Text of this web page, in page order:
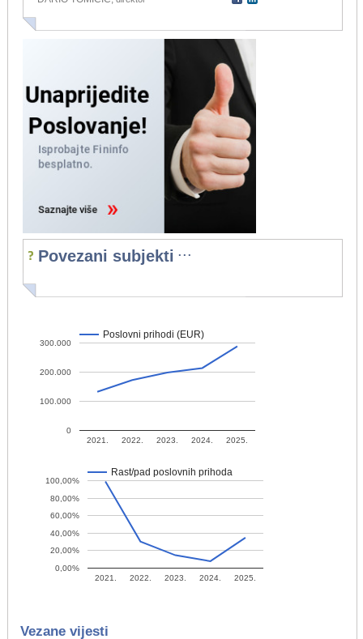
Povezani subjekti ...
Poslovni prihodi (EUR)
2021. 2022. 2023. 2024. 2025.
0
100.000
200.000
300.000
Rast/pad poslovnih prihoda
2021. 2022. 2023. 2024. 2025.
0,00%
20,00%
40,00%
60,00%
80,00%
100,00%
Vezane vijesti